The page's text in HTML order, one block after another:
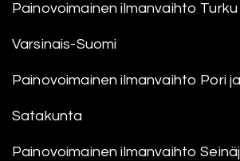
Painovoimainen ilmanvaihto Turku
Varsinais-Suomi
Painovoimainen ilmanvaihto Pori ja
Satakunta
Painovoimainen ilmanvaihto